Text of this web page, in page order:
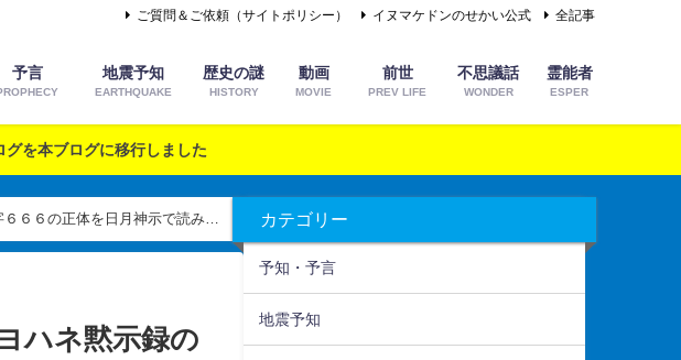
ご質問＆ご依頼（サイトポリシー） イヌマケドンのせかい公式 全記事
予言 地震予知
EARTHQUAKE
歴史の謎
HISTORY
動画
MOVIE
前世
PREV LIFE
不思議話
WONDER
霊能者
ESPER
グを本ブログに移行しました
６６の正体を日月神示で読み解
ハネ黙示録の
カテゴリー
予知・予言
地震予知